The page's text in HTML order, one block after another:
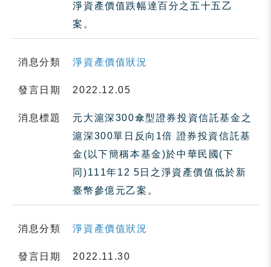
淨資產價值跌幅達百分之五十五乙
案。
消息分類 淨資產價值狀況
發言日期 2022.12.05
消息標題
元大滬深300傘型證券投資信託基金之
滬深300單日反向1倍 證券投資信託基
金(以下簡稱本基金)於中華民國(下
同)111年12 5日之淨資產價值低於新
臺幣參億元乙案。
消息分類 淨資產價值狀況
發言日期 2022.11.30